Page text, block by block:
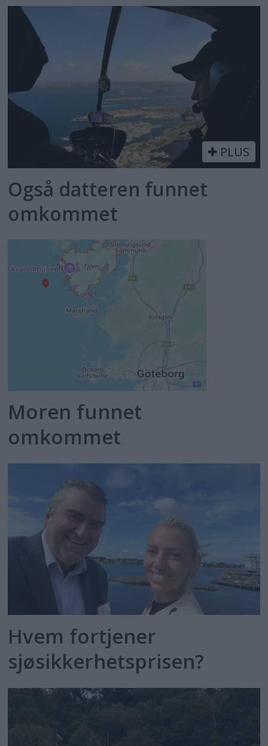
PLUS
Også datteren funnet
omkommet
Moren funnet
omkommet
Hvem fortjener
sjøsikkerhetsprisen?